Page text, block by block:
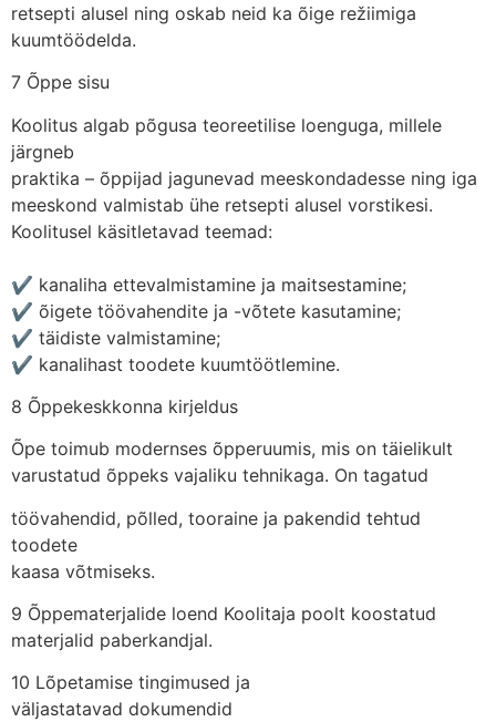
retsepti alusel ning oskab neid ka õige režiimiga
kuumtöödelda.
7 Õppe sisu
Koolitus algab põgusa teoreetilise loenguga, millele
järgneb
praktika – õppijad jagunevad meeskondadesse ning iga
meeskond valmistab ühe retsepti alusel vorstikesi.
Koolitusel käsitletavad teemad:
✔ kanaliha ettevalmistamine ja maitsestamine;
✔ õigete töövahendite ja -võtete kasutamine;
✔ täidiste valmistamine;
✔ kanalihast toodete kuumtöötlemine.
8 Õppekeskkonna kirjeldus
Õpe toimub modernses õpperuumis, mis on täielikult
varustatud õppeks vajaliku tehnikaga. On tagatud
töövahendid, põlled, tooraine ja pakendid tehtud
toodete
kaasa võtmiseks.
9 Õppematerjalide loend Koolitaja poolt koostatud
materjalid paberkandjal.
10 Lõpetamise tingimused ja
väljastatavad dokumendid